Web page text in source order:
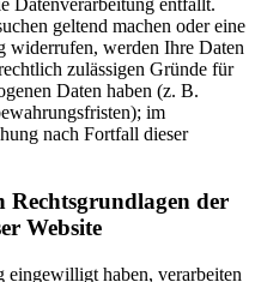
geltend machen oder eine
werden Ihre Daten
zulässigen Gründe für
Daten haben (z. B.
im
nach Fortfall dieser
Rechtsgrundlagen der
Website
eingewilligt haben, verarbeiten